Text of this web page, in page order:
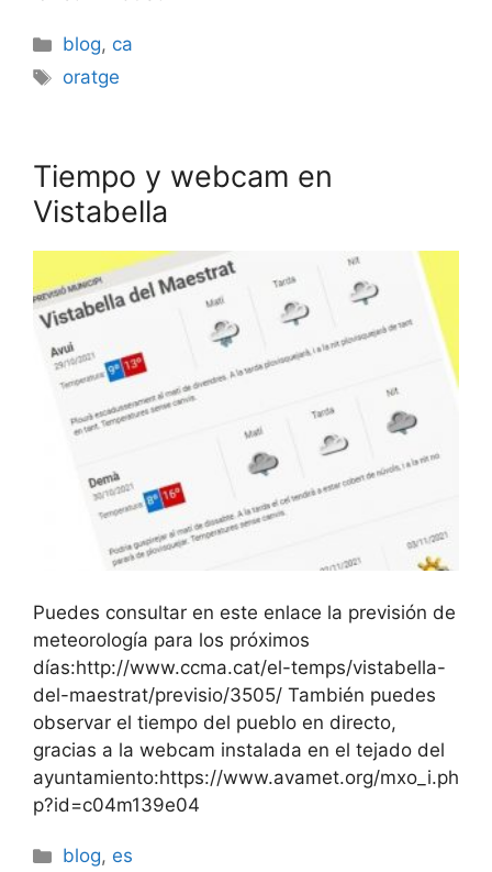
Categories
blog, ca
Etiquetes
oratge
Tiempo y webcam en
Vistabella
Puedes consultar en este enlace la previsión de
meteorología para los próximos
días:http://www.ccma.cat/el-temps/vistabella-
del-maestrat/previsio/3505/ También puedes
observar el tiempo del pueblo en directo,
gracias a la webcam instalada en el tejado del
ayuntamiento:https://www.avamet.org/mxo_i.ph
p?id=c04m139e04
Categories
blog, es